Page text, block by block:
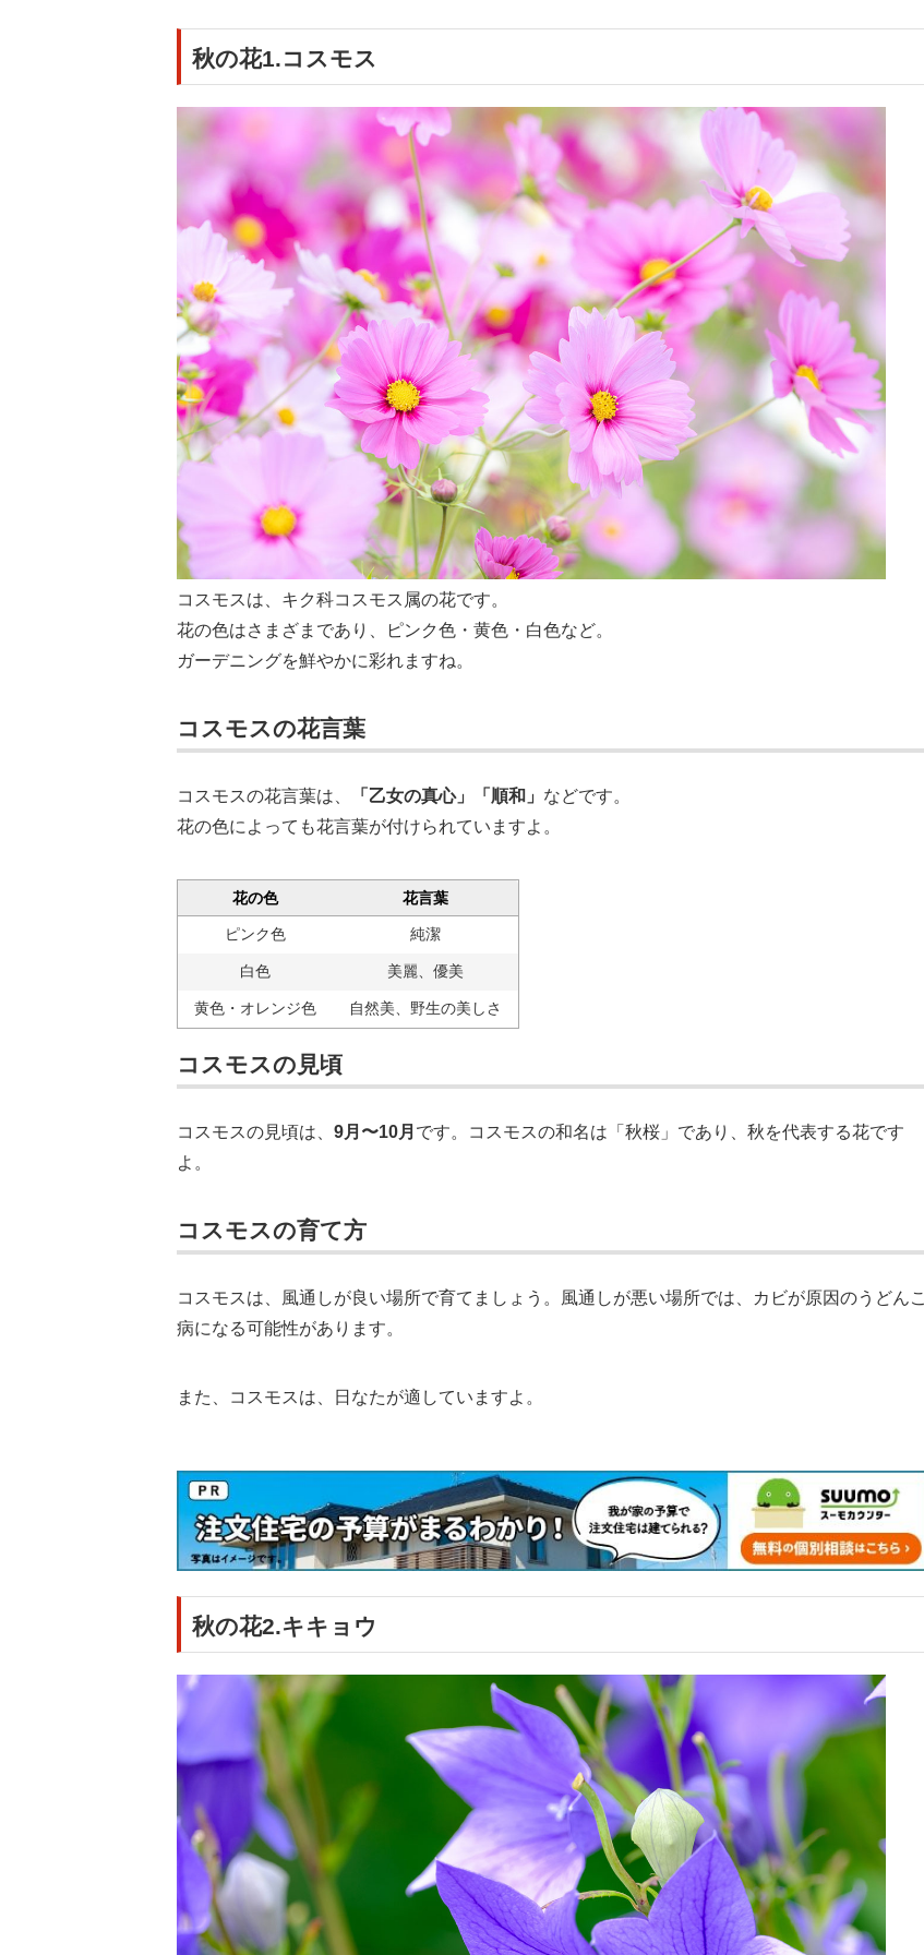
秋の花1.コスモス
コスモスは、キク科コスモス属の花です。
花の色はさまざまであり、ピンク色・黄色・白色など。
ガーデニングを鮮やかに彩れますね。
コスモスの花言葉
コスモスの花言葉は、 「乙女の真心」「順和」 などです。
花の色によっても花言葉が付けられていますよ。
花の色 花言葉
ピンク色 純潔
白色 美麗、優美
黄色・オレンジ色 自然美、野生の美しさ
コスモスの見頃
コスモスの見頃は、 9月〜10月 です。コスモスの和名は「秋桜」であり、秋を代表する花です
よ。
コスモスの育て方
コスモスは、風通しが良い場所で育てましょう。風通しが悪い場所では、カビが原因のうどんこ
病になる可能性があります。
また、コスモスは、日なたが適していますよ。
秋の花2.キキョウ